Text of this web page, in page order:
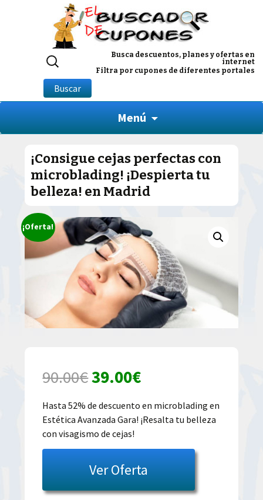
Busca descuentos, planes y ofertas en
internet
Filtra por cupones de diferentes portales
Buscar
por:
Buscar
Menú
¡Consigue cejas perfectas con
microblading! ¡Despierta tu
belleza! en Madrid
¡Oferta!
90.00€El
precio
original
era:
90.00€.
39.00€El
precio
actual
es:
39.00€.
Hasta 52% de descuento en microblading en
Estética Avanzada Gara! ¡Resalta tu belleza
con visagismo de cejas!
Ver Oferta